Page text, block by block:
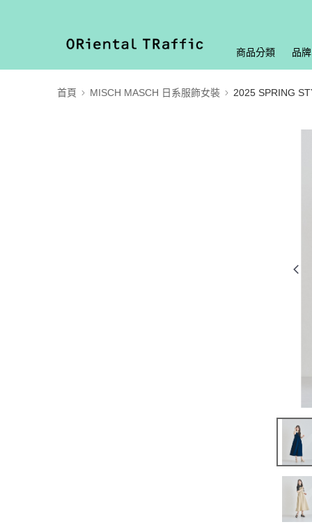
商品分類 品
首頁 MISCH MASCH 日系服飾女裝 2025 SPRING